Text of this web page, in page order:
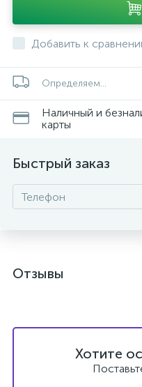
Добавить к
Определяем...
Наличный и
карты
Быстрый заказ
Отзывы
Хотите